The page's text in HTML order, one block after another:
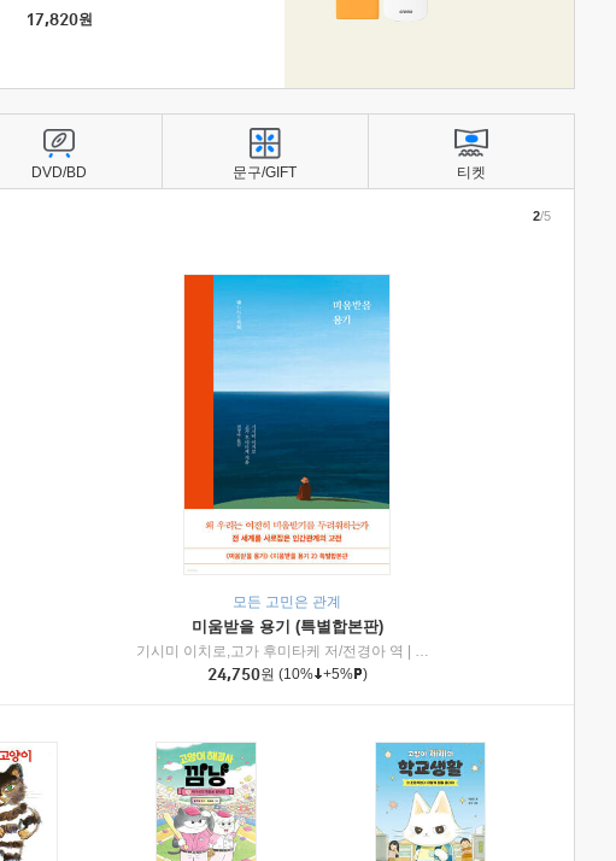
17,820원
| 제이브리즈북스
모든 고민은 관계
미움받을 용기 (특별합본판)
기시미 이치로,고가 후미타케 저/전경아 역
인플루엔셜
24,750원 (10% +5% )
2/5
DVD/BD 문구/GIFT 티켓